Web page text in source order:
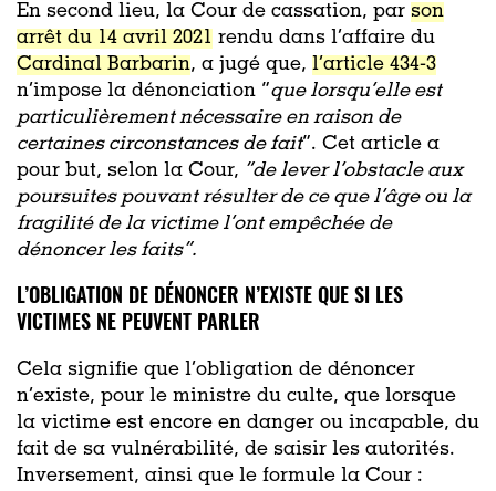
En second lieu, la Cour de cassation, par son
arrêt du 14 avril 2021 rendu dans l’affaire du
Cardinal Barbarin, a jugé que, l’article 434-3
n’impose la dénonciation ”que lorsqu’elle est
particulièrement nécessaire en raison de
certaines circonstances de fait”. Cet article a
pour but, selon la Cour, ”de lever l’obstacle aux
poursuites pouvant résulter de ce que l’âge ou la
fragilité de la victime l’ont empêchée de
dénoncer les faits”.
L’OBLIGATION DE DÉNONCER N’EXISTE QUE SI LES
VICTIMES NE PEUVENT PARLER
Cela signifie que l’obligation de dénoncer
n’existe, pour le ministre du culte, que lorsque
la victime est encore en danger ou incapable, du
fait de sa vulnérabilité, de saisir les autorités.
Inversement, ainsi que le formule la Cour :